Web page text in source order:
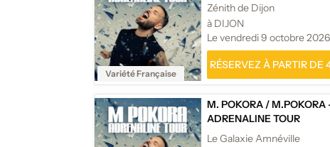
Variété Française
Zénith de Dijon
à DIJON
Le vendredi 9 octobre 2026
RÉSERVEZ À PARTIR DE
M. POKORA /M.POKORA
ADRENALINE TOUR
Le Galaxie Amnéville